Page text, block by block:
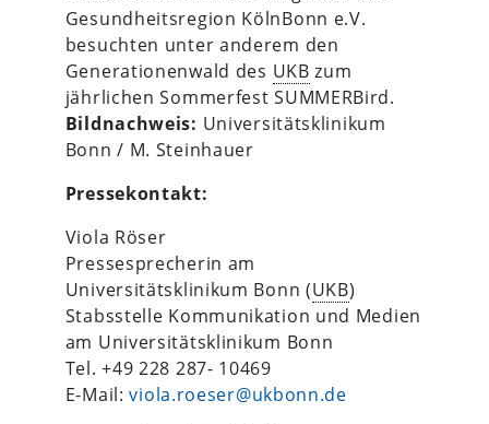
Gesundheitsregion KölnBonn e.V.
besuchten unter anderem den
Generationenwald des UKB zum
jährlichen Sommerfest SUMMERBird.
Bildnachweis: Universitätsklinikum
Bonn / M. Steinhauer
Pressekontakt:
Viola Röser
Pressesprecherin am
Universitätsklinikum Bonn (UKB)
Stabsstelle Kommunikation und Medien
am Universitätsklinikum Bonn
Tel. +49 228 287- 10469
E-Mail:viola.roeser@ukbonn.de